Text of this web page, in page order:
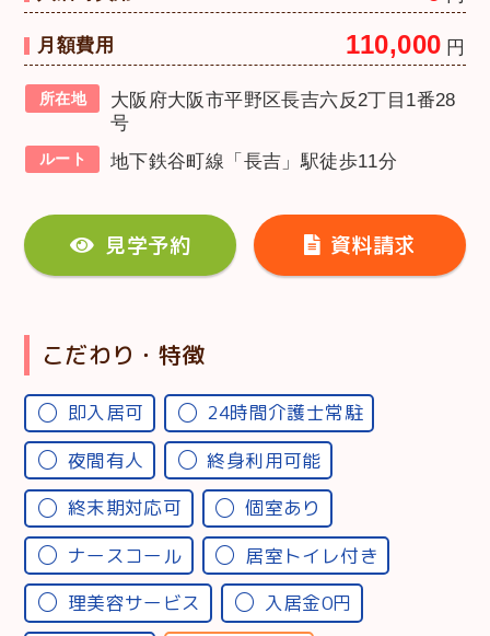
月額費用 110,000 円
所在地
大阪府大阪市平野区長吉六反2丁目1番28
号
ルート 地下鉄谷町線「長吉」駅徒歩11分
見学予約 資料請求
こだわり・特徴
即入居可
24時間介護士常駐
夜間有人
終身利用可能
終末期対応可
個室あり
ナースコール
居室トイレ付き
理美容サービス
入居金0円